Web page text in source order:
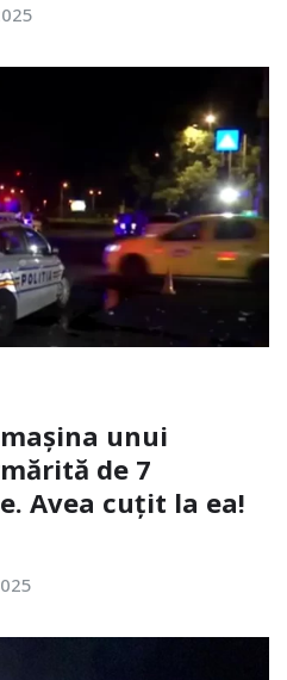
unui
de 7
Avea cuțit la ea!